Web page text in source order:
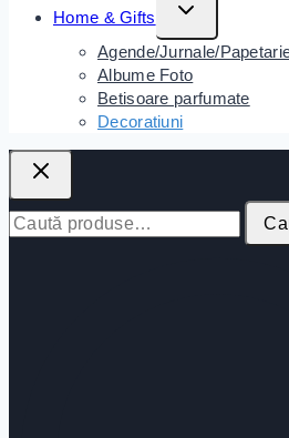
Home & Gifts
Toggle
Child
Menu
Agende/Jurnale/
Albume Foto
Betisoare parfumate
Decoratiuni
Caută
după: